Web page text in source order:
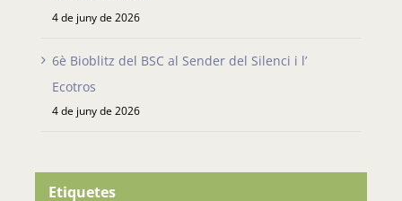
de Santes Creus
6è Bioblitz del BSC al Sender del Silenci i l’
Ecotros